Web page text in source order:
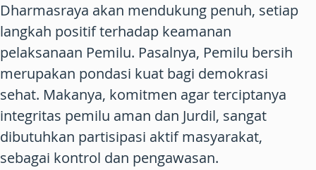
Dharmasraya akan mendukung penuh, setiap
langkah positif terhadap keamanan
pelaksanaan Pemilu. Pasalnya, Pemilu bersih
merupakan pondasi kuat bagi demokrasi
sehat. Makanya, komitmen agar terciptanya
integritas pemilu aman dan Jurdil, sangat
dibutuhkan partisipasi aktif masyarakat,
sebagai kontrol dan pengawasan.